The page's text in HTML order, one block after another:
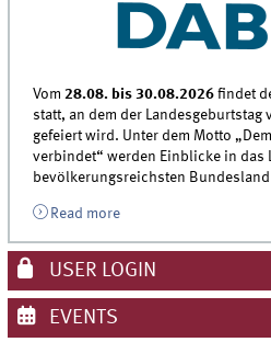
Vom28.08. bis 30.08.2026 findet
statt, an dem der Landesgeburtstag
gefeiert wird. Unter dem Motto
verbindet“ werden Einblicke in das
bevölkerungsreichsten Bundesland
Read moreabout NRW-Tag 2026
USER LOGIN
EVENTS